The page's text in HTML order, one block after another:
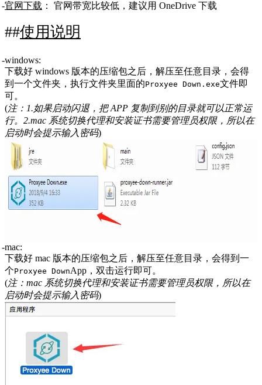
官网下载 ： 官网带宽比较低，建议用 OneDrive 下载
使用说明
windows:
下载好 windows 版本的压缩包之后，解压至任意目录，会得
到一个文件夹，执行文件夹里面的Proxyee Down.exe文件即
可。
(注：1.如果启动闪退，把 APP 复制到别的目录就可以正常运
行。2.mac 系统切换代理和安装证书需要管理员权限，所以在
启动时会提示输入密码)
mac:
下载好 mac 版本的压缩包之后，解压至任意目录，会得到一
个Proxyee DownApp，双击运行即可。
(注：mac 系统切换代理和安装证书需要管理员权限，所以在
启动时会提示输入密码)